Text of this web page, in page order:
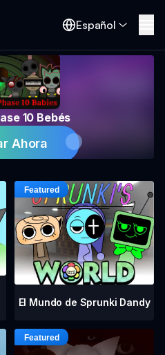
Español
10 Bebés
Ahora
El Mundo de Sprunki Dandy